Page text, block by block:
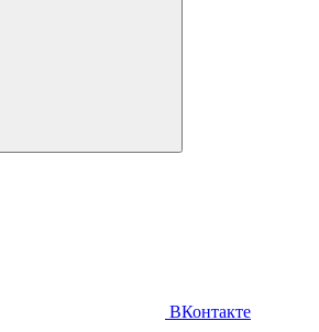
ВКонтакте